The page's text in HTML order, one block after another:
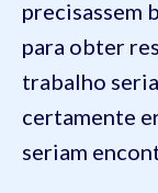
precisassem
para obter
trabalho
certamente
seriam